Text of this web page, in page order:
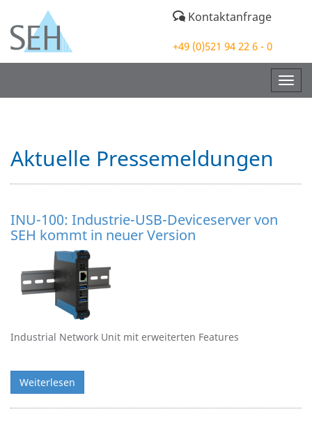
Kontaktanfrage
+49 (0)521 94 22 6 - 0
Aktuelle Pressemeldungen
INU-100: Industrie-USB-Deviceserver von
SEH kommt in neuer Version
Industrial Network Unit mit erweiterten Features
Weiterlesen